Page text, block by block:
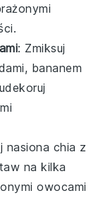
: Zmiksuj
bananem
nasiona chia z
na kilka
owocami